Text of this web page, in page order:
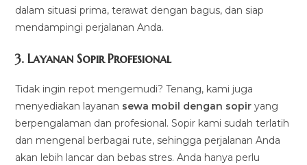
dalam situasi prima, terawat dengan bagus, dan siap
mendampingi perjalanan Anda.
3.Layanan Sopir Profesional
Tidak ingin repot mengemudi? Tenang, kami juga
menyediakan layanan sewa mobil dengan sopir yang
berpengalaman dan profesional. Sopir kami sudah terlatih
dan mengenal berbagai rute, sehingga perjalanan Anda
akan lebih lancar dan bebas stres. Anda hanya perlu